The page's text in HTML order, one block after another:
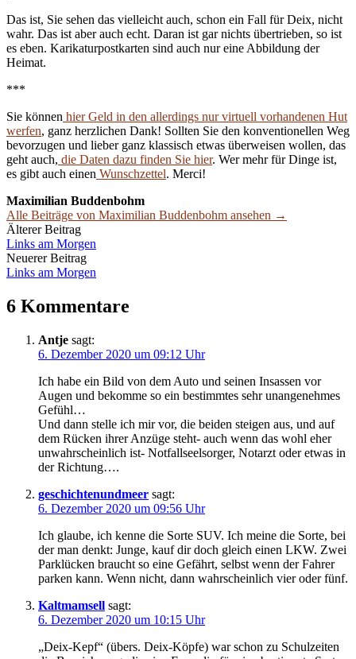
Das ist, Sie sehen das vielleicht auch, schon ein Fall für Deix, nicht
wahr. Das ist aber auch echt. Daran ist gar nichts übertrieben, so ist
es eben. Karikaturpostkarten sind auch nur eine Abbildung der
Heimat.
***
Sie können hier Geld in den allerdings nur virtuell vorhandenen Hut
werfen, ganz herzlichen Dank! Sollten Sie den konventionellen Weg
bevorzugen und lieber ganz klassisch etwas überweisen wollen, das
geht auch, die Daten dazu finden Sie hier. Wer mehr für Dinge ist,
es gibt auch einen Wunschzettel. Merci!
Maximilian Buddenbohm
Alle Beiträge von Maximilian Buddenbohm ansehen →
Beitrags-
Navigation
Älterer Beitrag
Links am Morgen
Neuerer Beitrag
Links am Morgen
6 Kommentare
Antje sagt:
6. Dezember 2020 um 09:12 Uhr
Ich habe ein Bild von dem Auto und seinen Insassen vor
Augen und bekomme so ein bestimmtes sehr unangenehmes
Gefühl…
Und dann stelle ich mir vor, die beiden steigen aus, und auf
dem Rücken ihrer Anzüge steht- auch wenn das wohl eher
unwahrscheinlich ist- Notfallseelsorger, Notarzt oder etwas in
der Richtung….
geschichtenundmeer sagt:
6. Dezember 2020 um 09:56 Uhr
Ich glaube, ich kenne die Sorte SUV. Ich meine die Sorte, bei
der man denkt: Junge, kauf dir doch gleich einen LKW. Zwei
Parklücken braucht so eine Gefährt, selbst wenn der Fahrer
parken kann. Wenn nicht, dann wahrscheinlich vier oder fünf.
Kaltmamsell sagt:
6. Dezember 2020 um 10:15 Uhr
„Deix-Kepf“ (übers. Deix-Köpfe) war schon zu Schulzeiten